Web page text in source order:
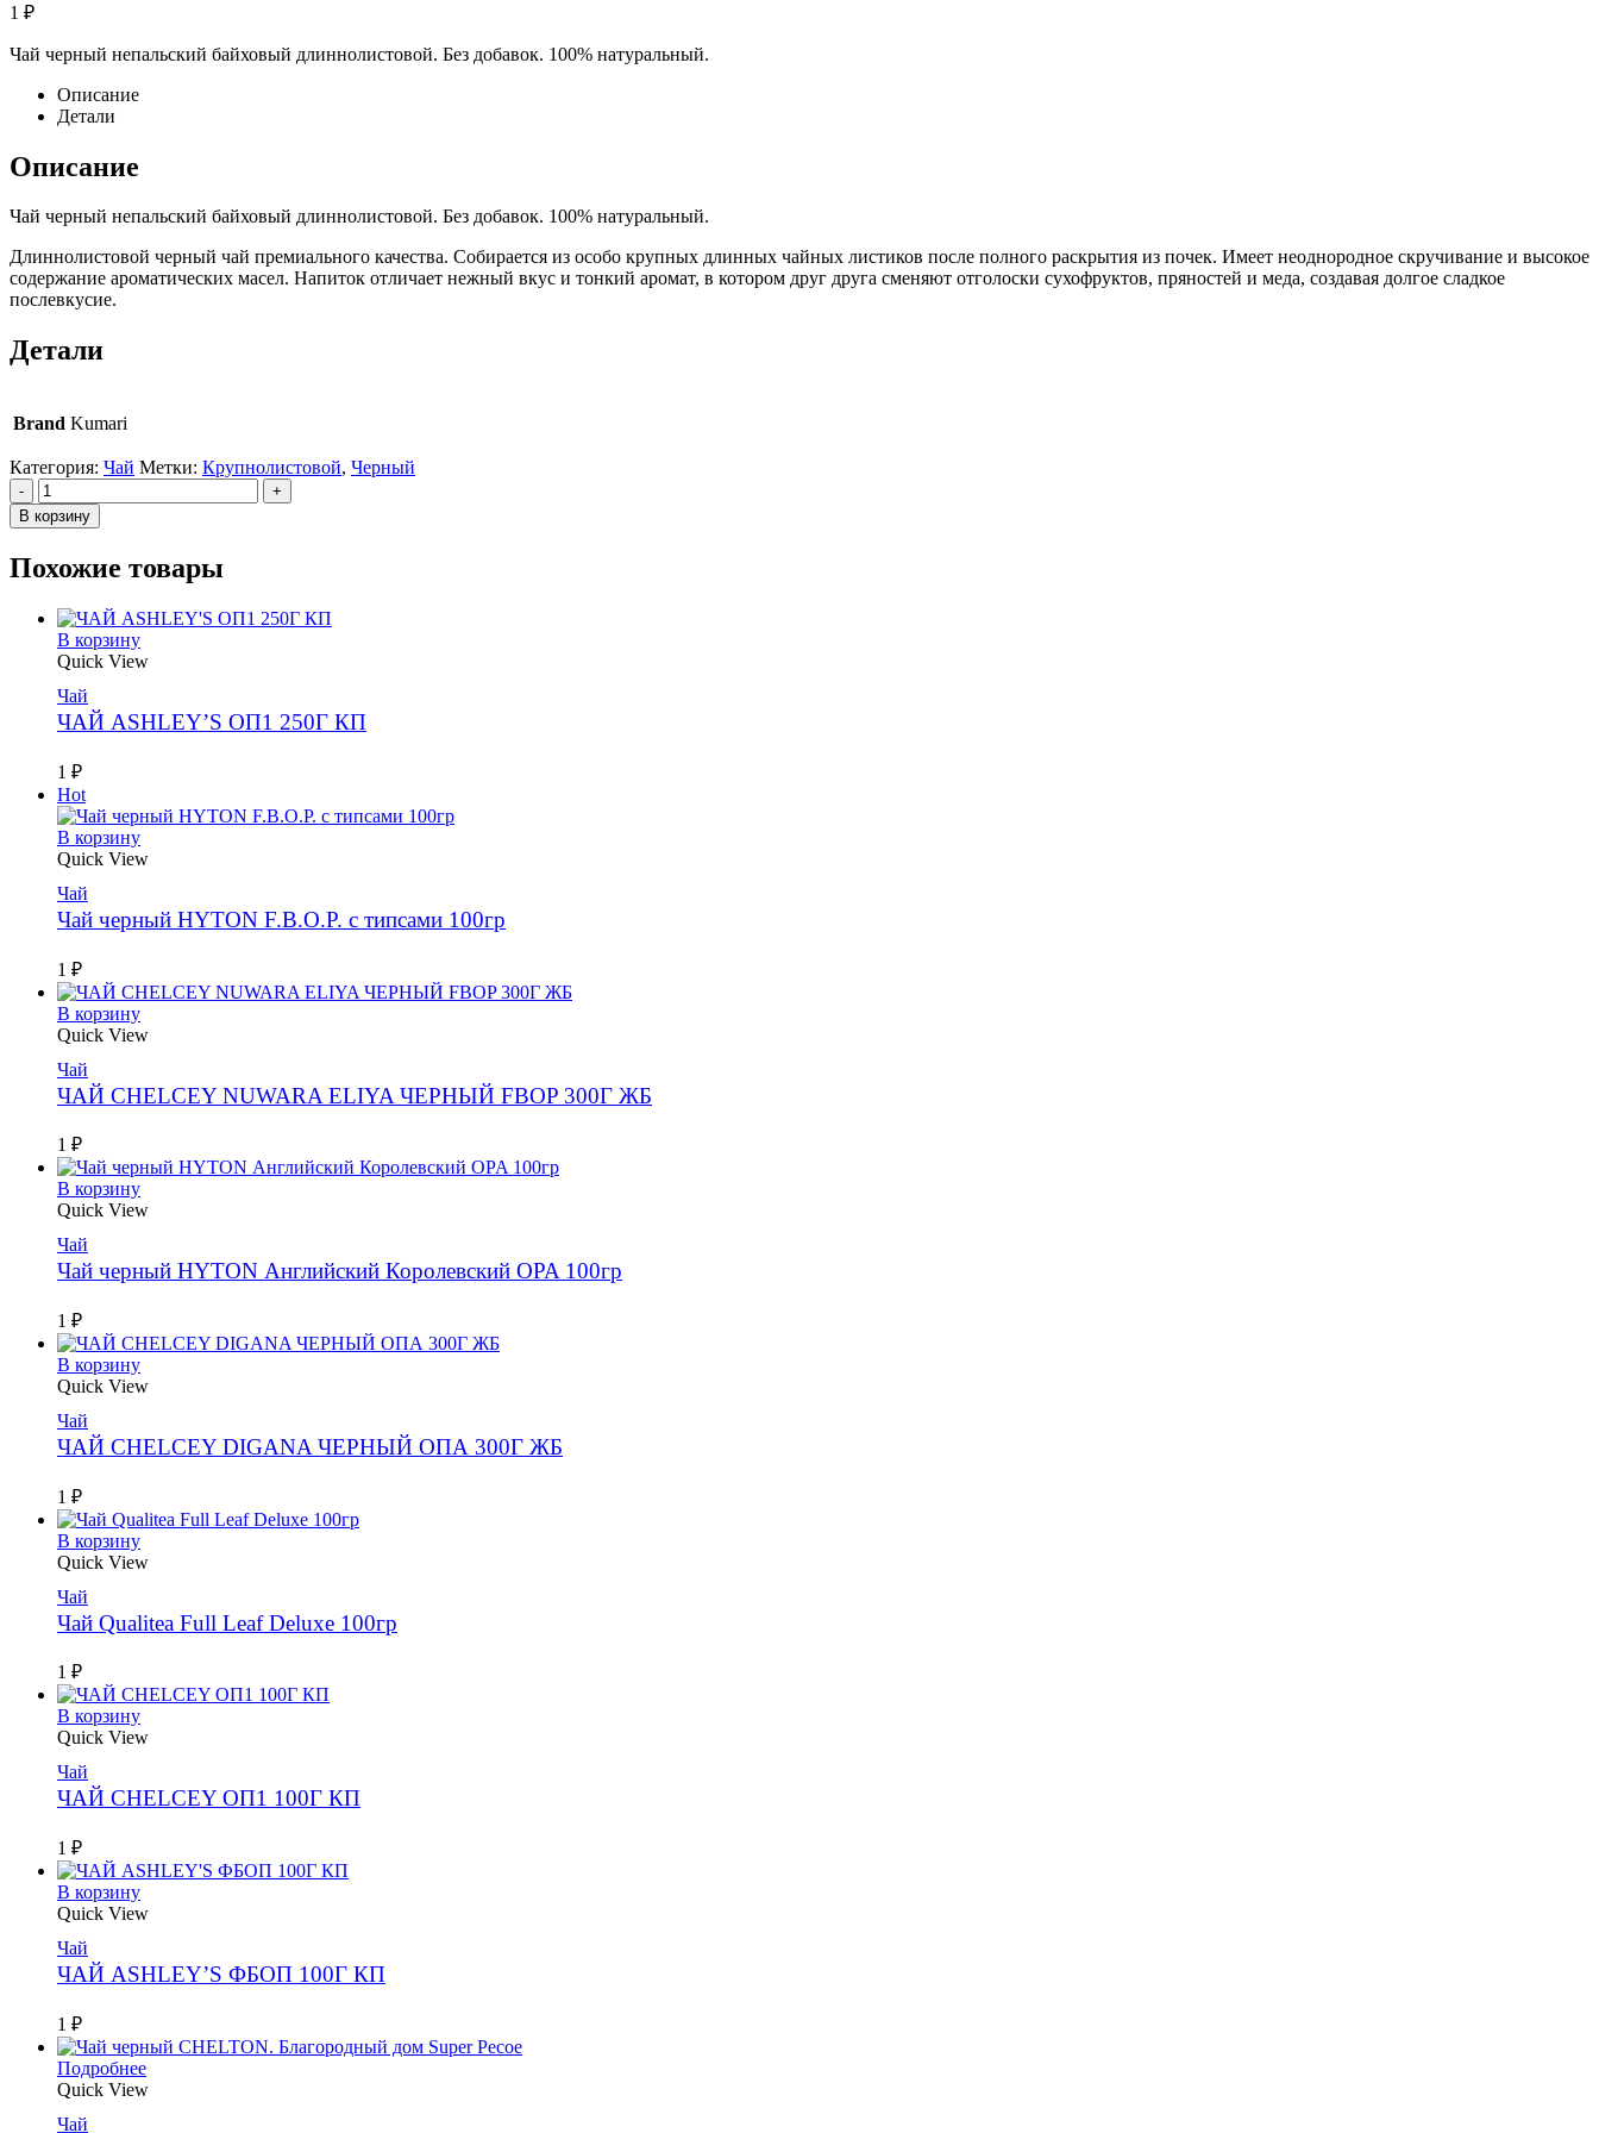
1 ₽
Чай черный непальский байховый длиннолистовой. Без добавок. 100% натуральный.
Описание
Детали
Описание
Чай черный непальский байховый длиннолистовой. Без добавок. 100% натуральный.
Длиннолистовой черный чай премиального качества. Собирается из особо крупных длинных чайных листиков после полного раскрытия из почек. Имеет неоднородное скручивание и высокое
содержание ароматических масел. Напиток отличает нежный вкус и тонкий аромат, в котором друг друга сменяют отголоски сухофруктов, пряностей и меда, создавая долгое сладкое
послевкусие.
Детали
Brand Kumari
Категория: Чай Метки: Крупнолистовой, Черный
-
+
В корзину
Похожие товары
В корзину
Quick View
Чай
ЧАЙ ASHLEY’S ОП1 250Г КП
1 ₽
Hot
В корзину
Quick View
Чай
Чай черный HYTON F.B.O.P. с типсами 100гр
1 ₽
В корзину
Quick View
Чай
ЧАЙ CHELCEY NUWARA ELIYA ЧЕРНЫЙ FBOP 300Г ЖБ
1 ₽
В корзину
Quick View
Чай
Чай черный HYTON Английский Королевский OPA 100гр
1 ₽
В корзину
Quick View
Чай
ЧАЙ CHELCEY DIGANA ЧЕРНЫЙ ОПА 300Г ЖБ
1 ₽
В корзину
Quick View
Чай
Чай Qualitea Full Leaf Deluxe 100гр
1 ₽
В корзину
Quick View
Чай
ЧАЙ CHELCEY ОП1 100Г КП
1 ₽
В корзину
Quick View
Чай
ЧАЙ ASHLEY’S ФБОП 100Г КП
1 ₽
Подробнее
Quick View
Чай